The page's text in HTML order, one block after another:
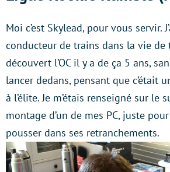
Moi c’est Skylead, pour vous servir.
conducteur de trains dans la vie de
découvert l’OC il y a de ça 5 ans,
lancer dedans, pensant que c’était
à l’élite. Je m’étais renseigné sur le
montage d’un de mes PC, juste
pousser dans ses retranchements.